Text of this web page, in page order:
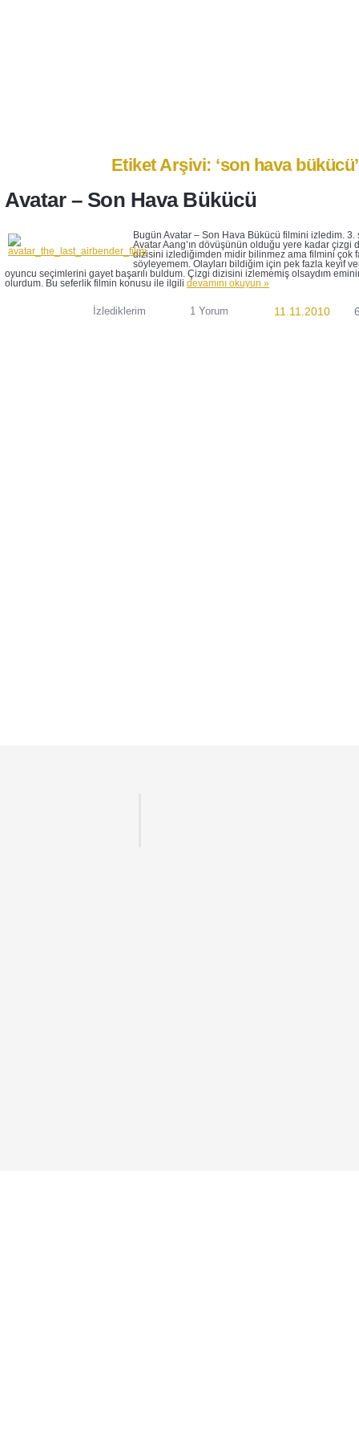
Etiket Arşivi: ‘son hava bükücü’
Avatar – Son Hava Bükücü
Bugün Avatar – Son Hava Bükücü filmini izledim.
Avatar Aang’ın dövüşünün olduğu yere kadar çizgi
dizisini izlediğimden midir bilinmez ama filmini çok
söyleyemem. Olayları bildiğim için pek fazla keyif
oyuncu seçimlerini gayet başarılı buldum. Çizgi dizisini izlememiş olsaydım
olurdum. Bu seferlik filmin konusu ile ilgili devamını okuyun »
İzlediklerim 1 Yorum 11.11.2010